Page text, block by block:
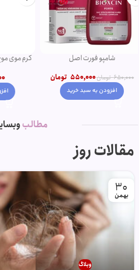
شامپو روغن آرگان
790,000 تومان750,000 تومان
افزودن به سبد خرید 950,000
مطالب
مقالات روز
30
بهمن
وبلاگ